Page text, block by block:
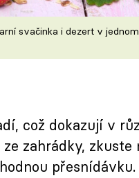
svačinka i dezert v jednom
což dokazují v
zahrádky, zkuste